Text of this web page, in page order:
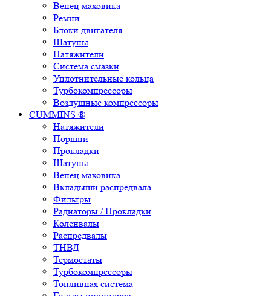
Венец маховика
Ремни
Блоки двигателя
Шатуны
Натяжители
Система смазки
Уплотнительные кольца
Турбокомпрессоры
Воздушные компрессоры
CUMMINS ®
Натяжители
Поршни
Прокладки
Шатуны
Венец маховика
Вкладыши распредвала
Фильтры
Радиаторы / Прокладки
Коленвалы
Распредвалы
ТНВД
Термостаты
Турбокомпрессоры
Топливная система